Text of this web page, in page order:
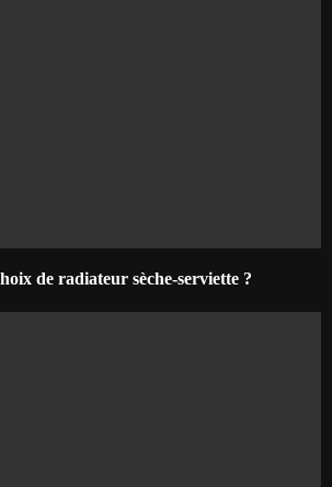
de radiateur sèche-serviette ?